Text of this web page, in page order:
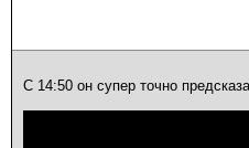
С 14:50 он супер точно